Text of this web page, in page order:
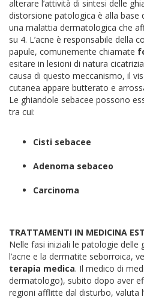
alterare l’attività di sintesi delle
distorsione patologica è alla base
una malattia dermatologica che
su 4. L’acne è responsabile della
papule, comunemente chiamate
esitare in lesioni di natura
causa di questo meccanismo, il
cutanea appare butterato e
Le ghiandole sebacee possono
tra cui:
Cisti sebacee
Adenoma sebaceo
Carcinoma
TRATTAMENTI IN MEDICINA
Nelle fasi iniziali le patologie delle
l’acne e la dermatite seborroica,
terapia medica. Il medico di
dermatologo), subito dopo aver
regioni afflitte dal disturbo, valuta